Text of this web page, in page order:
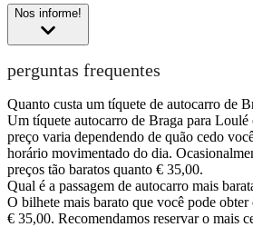
Nos informe!
perguntas frequentes
Quanto custa um tíquete de autocarro de
Um tíquete autocarro de Braga para
preço varia dependendo de quão cedo
horário movimentado do dia.
preços tão baratos quanto € 35,00.
Qual é a passagem de autocarro mais
O bilhete mais barato que você pode
€ 35,00. Recomendamos reservar o mais